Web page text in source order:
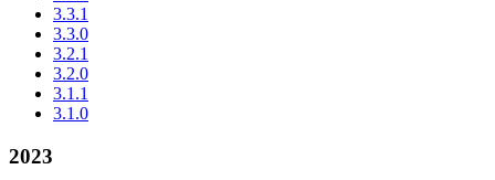
3.3.1
3.3.0
3.2.1
3.2.0
3.1.1
3.1.0
2023